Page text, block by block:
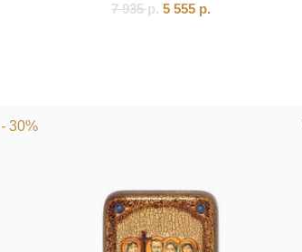
7 935р. 5 555 р.
- 30%